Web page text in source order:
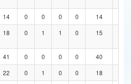
14 0 0 0 0 14
18 0 1 1 0 15
41 0 0 0 0 40
22 0 1 0 0 18